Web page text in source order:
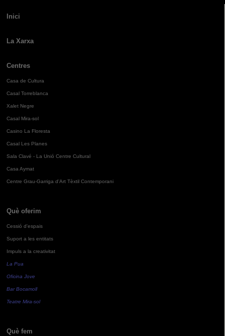
Inici
La Xarxa
Centres
Casa de Cultura
Casal Torreblanca
Xalet Negre
Casal Mira-sol
Casino La Floresta
Casal Les Planes
Sala Clavé - La Unió Centre Cultural
Casa Aymat
Centre Grau-Garriga d'Art Tèxtil Contemporani
Què oferim
Cessió d'espais
Suport a les entitats
Impuls a la creativitat
La Pua
Oficina Jove
Bar Bocamoll
Teatre Mira-sol
Què fem